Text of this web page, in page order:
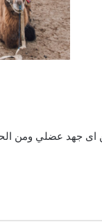
اى جهد عضلي ومن